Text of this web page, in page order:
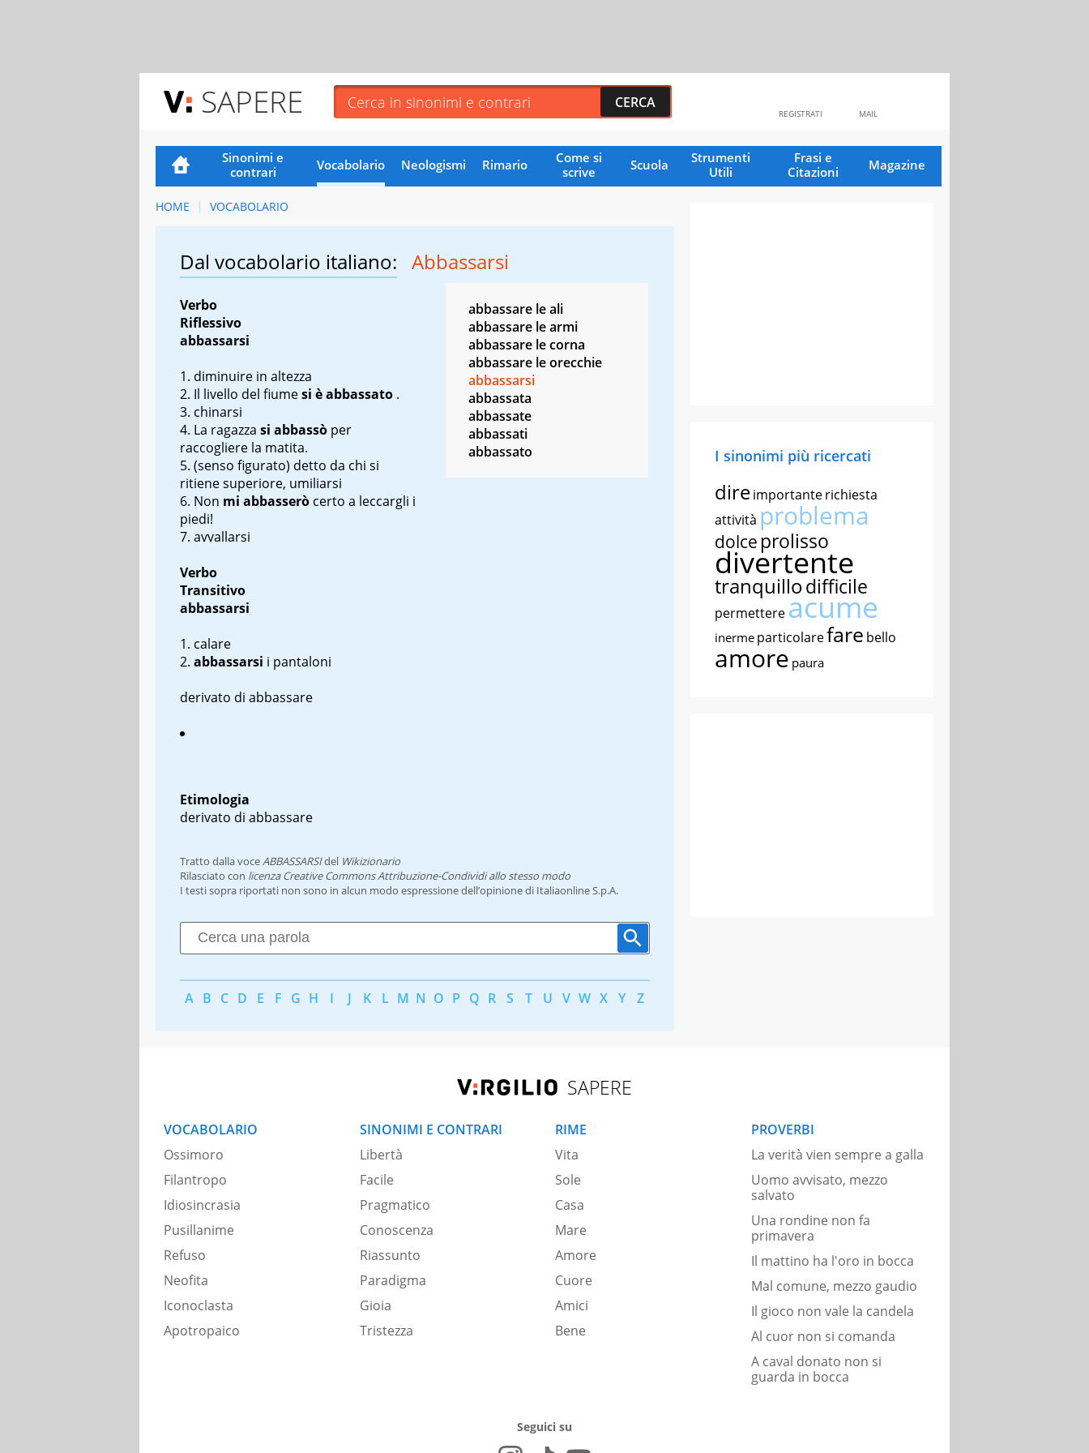
SAPERE MAIL
REGISTRATI
Sinonimi e
contrari
Vocabolario Neologismi Rimario
Come si
scrive
Scuola
Strumenti
Utili
Frasi e
Citazioni
Magazine
HOME VOCABOLARIO
Dal vocabolario italiano: Abbassarsi
Verbo
Riflessivo
abbassarsi
diminuire in altezza
Il livello del fiumesi è abbassato .
chinarsi
La ragazza si abbassò per
raccogliere la matita.
(senso figurato) detto da chi si
ritiene superiore, umiliarsi
Non mi abbasserò certo a leccargli i
piedi!
avvallarsi
Verbo
Transitivo
abbassarsi
calare
abbassarsi i pantaloni
derivato di abbassare
Etimologia
derivato di abbassare
abbassare le ali
abbassare le armi
abbassare le corna
abbassare le orecchie
abbassarsi
abbassata
abbassate
abbassati
abbassato
Tratto dalla voce ABBASSARSIdel Wikizionario
Rilasciato con licenza Creative Commons Attribuzione-Condividi allo stesso modo
I testi sopra riportati non sono in alcun modo espressione dell’opinione di Italiaonline S.p.A.
A B C D E F G H I J K L M N O P Q R S T U V W X Y Z
I sinonimi più ricercati
direimportanterichiesta
attività problema
dolce prolisso
divertente
tranquillodifficile
permettereacume
inerme particolarefare bello
amore paura
SAPERE
VOCABOLARIO
Ossimoro
Filantropo
Idiosincrasia
Pusillanime
Refuso
Neofita
Iconoclasta
Apotropaico
SINONIMI E CONTRARI
Libertà
Facile
Pragmatico
Conoscenza
Riassunto
Paradigma
Gioia
Tristezza
RIME
Vita
Sole
Casa
Mare
Amore
Cuore
Amici
Bene
PROVERBI
La verità vien sempre a galla
Uomo avvisato, mezzo
salvato
Una rondine non fa
primavera
Il mattino ha l'oro in bocca
Mal comune, mezzo gaudio
Il gioco non vale la candela
Al cuor non si comanda
A caval donato non si
guarda in bocca
Seguici su